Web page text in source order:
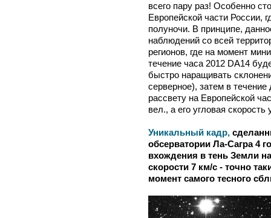
всего пару раз! Особенно
Европейской части России,
полуночи. В принципе,
наблюдений со всей
регионов, где на момент
течение часа 2012 DA14
быстро наращивать
серверное), затем в
рассвету на Европейской
вел., а его угловая
Уникальный кадр,
обсерватории Ла-Сагра 4
вхождения в тень Земли
скорости 7 км/с - точно
момент самого тесного